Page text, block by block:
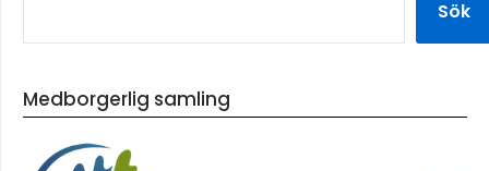
Sök
Medborgerlig samling